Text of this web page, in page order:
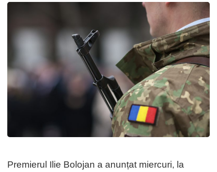
Premierul Ilie Bolojan a anunțat miercuri, la